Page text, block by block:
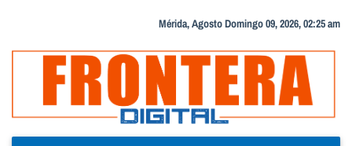
Mérida, Agosto Domingo 09, 2026, 02:25 am